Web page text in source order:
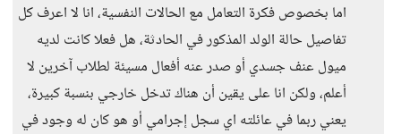
اما بخصوص فكرة التعامل مع الحالات النفسية، انا لا اعرف كل
تفاصيل حالة الولد المذكور في الحادثة، هل فعلا كانت لديه
ميول عنف جسدي أو صدر عنه أفعال مسيئة لطلاب آخرين لا
أعلم، ولكن انا على يقين أن هناك تدخل خارجي بنسبة كبيرة،
يعني ربما في عائلته اي سجل إجرامي أو هو كان له وجود في